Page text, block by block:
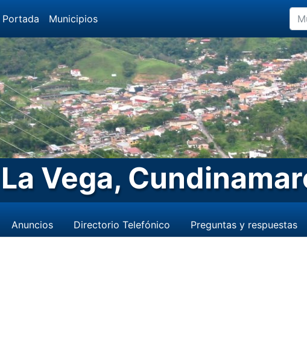
Portada Municipios
La Vega,
Anuncios Directorio Telefónico Preguntas y respuestas